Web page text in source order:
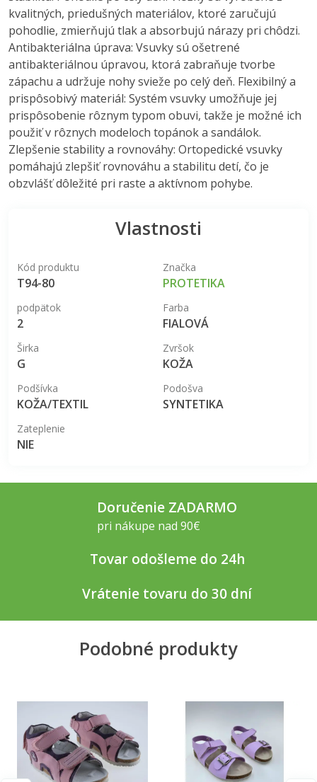
kvalitných, priedušných materiálov, ktoré zaručujú
pohodlie, zmierňujú tlak a absorbujú nárazy pri chôdzi.
Antibakteriálna úprava: Vsuvky sú ošetrené
antibakteriálnou úpravou, ktorá zabraňuje tvorbe
zápachu a udržuje nohy svieže po celý deň. Flexibilný a
prispôsobivý materiál: Systém vsuvky umožňuje jej
prispôsobenie rôznym typom obuvi, takže je možné ich
použiť v rôznych modeloch topánok a sandálok.
Zlepšenie stability a rovnováhy: Ortopedické vsuvky
pomáhajú zlepšiť rovnováhu a stabilitu detí, čo je
obzvlášť dôležité pri raste a aktívnom pohybe.
Vlastnosti
Kód produktu
T94-80
Značka
PROTETIKA
podpätok
2
Farba
FIALOVÁ
Širka
G
Zvršok
KOŽA
Podšívka
KOŽA/TEXTIL
Podošva
SYNTETIKA
Zateplenie
NIE
Doručenie ZADARMO
pri nákupe nad 90€
Tovar odošleme do 24h
Vrátenie tovaru do 30 dní
Podobné produkty